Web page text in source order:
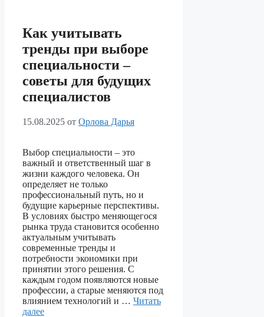
Как учитывать
тренды при выборе
специальности –
советы для будущих
специалистов
15.08.2025 от Орлова Дарья
Выбор специальности – это
важный и ответственный шаг в
жизни каждого человека. Он
определяет не только
профессиональный путь, но и
будущие карьерные перспективы.
В условиях быстро меняющегося
рынка труда становится особенно
актуальным учитывать
современные тренды и
потребности экономики при
принятии этого решения. С
каждым годом появляются новые
профессии, а старые меняются под
влиянием технологий и … Читать
далее